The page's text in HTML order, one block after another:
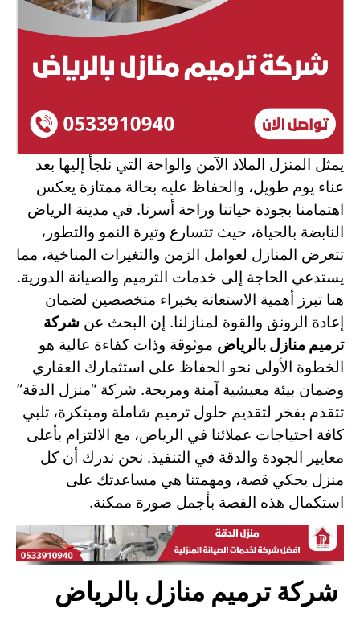
يمثل المنزل الملاذ الآمن والواحة التي نلجأ إليها بعد
عناء يوم طويل، والحفاظ عليه بحالة ممتازة يعكس
اهتمامنا بجودة حياتنا وراحة أسرنا. في مدينة الرياض
النابضة بالحياة، حيث تتسارع وتيرة النمو والتطور،
تتعرض المنازل لعوامل الزمن والتغيرات المناخية، مما
يستدعي الحاجة إلى خدمات الترميم والصيانة الدورية.
هنا تبرز أهمية الاستعانة بخبراء متخصصين لضمان
إعادة الرونق والقوة لمنازلنا. إن البحث عن شركة
ترميم منازل بالرياض موثوقة وذات كفاءة عالية هو
الخطوة الأولى نحو الحفاظ على استثمارك العقاري
وضمان بيئة معيشية آمنة ومريحة. شركة “منزل الدقة”
تتقدم بفخر لتقديم حلول ترميم شاملة ومبتكرة، تلبي
كافة احتياجات عملائنا في الرياض، مع الالتزام بأعلى
معايير الجودة والدقة في التنفيذ. نحن ندرك أن كل
منزل يحكي قصة، ومهمتنا هي مساعدتك على
استكمال هذه القصة بأجمل صورة ممكنة.
شركة ترميم منازل بالرياض